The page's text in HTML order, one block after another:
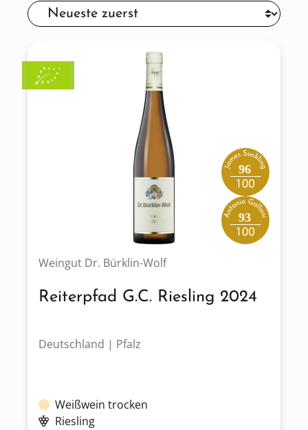
96
93
Weingut Dr. Bürklin-Wolf
Reiterpfad G.C. Riesling 2024
Deutschland | Pfalz
Weißwein trocken
Riesling